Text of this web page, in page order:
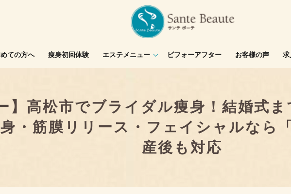
ての方へ 痩身初回体験 エステメニュー ビフォーアフター お客様の声 求
】高松市でブライダル痩身！結婚式
・筋膜リリース・フェイシャルなら
産後も対応